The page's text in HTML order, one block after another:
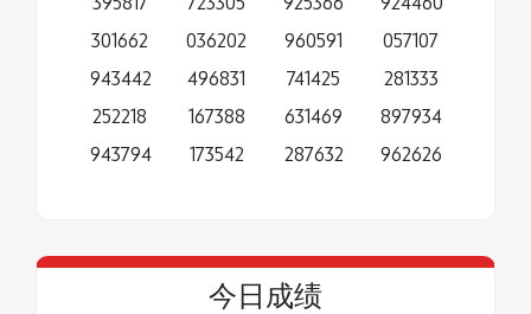
301662
943442
252218
943794
036202
496831
167388
173542
960591
741425
631469
287632
057107
281333
897934
962626
今日成绩